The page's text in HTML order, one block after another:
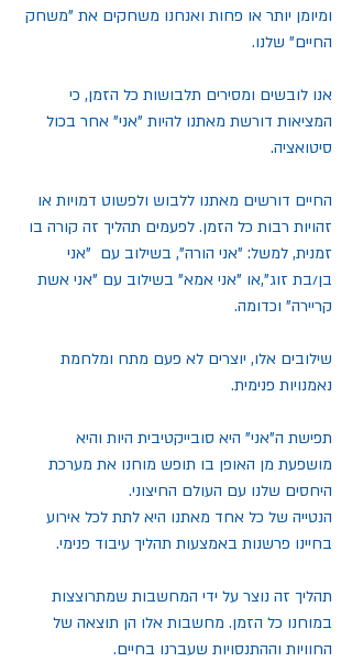
ומיומן יותר או פחות ואנחנו משחקים את "משחק
החיים" שלנו.
אנו לובשים ומסירים תלבושות כל הזמן, כי
המציאות דורשת מאתנו להיות "אני" אחר בכול
סיטואציה.
החיים דורשים מאתנו ללבוש ולפשוט דמויות או
זהויות רבות כל הזמן. לפעמים תהליך זה קורה בו
זמנית, למשל: "אני הורה", בשילוב עם  "אני
בן/בת זוג",או "אני אמא" בשילוב עם "אני אשת
קריירה" וכדומה.
שילובים אלו, יוצרים לא פעם מתח ומלחמת
נאמנויות פנימית.
תפישת ה"אני" היא סובייקטיבית היות והיא
מושפעת מן האופן בו תופש מוחנו את מערכת
היחסים שלנו עם העולם החיצוני.
הנטייה של כל אחד מאתנו היא לתת לכל אירוע
בחיינו פרשנות באמצעות תהליך עיבוד פנימי.
תהליך זה נוצר על ידי המחשבות שמתרוצצות
במוחנו כל הזמן. מחשבות אלו הן תוצאה של
החוויות וההתנסויות שעברנו בחיים.